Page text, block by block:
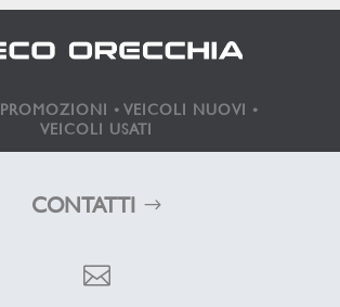
PROMOZIONI •VEICOLI NUOVI •
VEICOLI USATI
CONTATTI
